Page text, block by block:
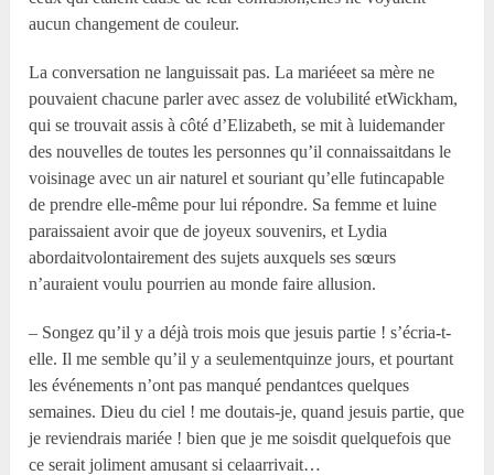
aucun changement de couleur.
La conversation ne languissait pas. La mariéeet sa mère ne
pouvaient chacune parler avec assez de volubilité etWickham,
qui se trouvait assis à côté d’Elizabeth, se mit à luidemander
des nouvelles de toutes les personnes qu’il connaissaitdans le
voisinage avec un air naturel et souriant qu’elle futincapable
de prendre elle-même pour lui répondre. Sa femme et luine
paraissaient avoir que de joyeux souvenirs, et Lydia
abordaitvolontairement des sujets auxquels ses sœurs
n’auraient voulu pourrien au monde faire allusion.
– Songez qu’il y a déjà trois mois que jesuis partie ! s’écria-t-
elle. Il me semble qu’il y a seulementquinze jours, et pourtant
les événements n’ont pas manqué pendantces quelques
semaines. Dieu du ciel ! me doutais-je, quand jesuis partie, que
je reviendrais mariée ! bien que je me soisdit quelquefois que
ce serait joliment amusant si celaarrivait…